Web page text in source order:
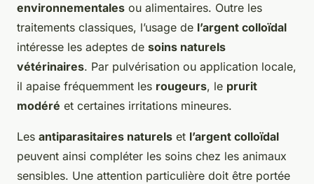
environnementales ou alimentaires. Outre les
traitements classiques, l’usage de l’argent colloïdal
intéresse les adeptes de soins naturels
vétérinaires. Par pulvérisation ou application locale,
il apaise fréquemment les rougeurs, le prurit
modéré et certaines irritations mineures.
Les antiparasitaires naturels et l’argent colloïdal
peuvent ainsi compléter les soins chez les animaux
sensibles. Une attention particulière doit être portée